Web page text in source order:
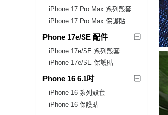
iPhone 17 Pro Max 系列殼套
iPhone 17 Pro Max 保護貼
iPhone 17e/SE 配件
iPhone 17e/SE 系列殼套
iPhone 17e/SE 保護貼
iPhone 16 6.1吋
iPhone 16 系列殼套
iPhone 16 保護貼